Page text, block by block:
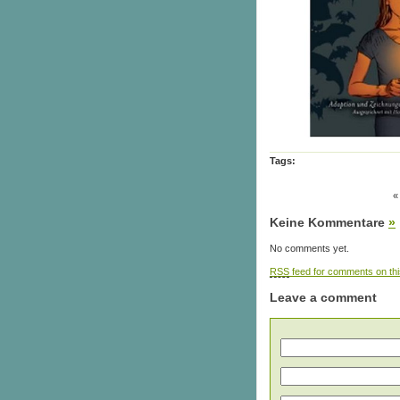
Tags:
«
Keine Kommentare »
No comments yet.
RSS feed for comments on
Leave a comment